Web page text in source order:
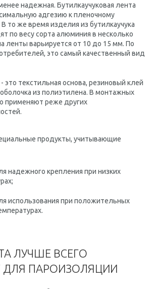
надежная. Бутилкаучуковая лента
адгезию к пленочному
то же время изделия из бутилкаучука
по весу сорта алюминия в несколько
ленты варьируется от 10 до 15 мм. По
это самый качественный вид
- это текстильная основа, резиновый клей
из полиэтилена. В монтажных
применяют реже других
продукты, учитывающие
надежного крепления при низких
использования при положительных
ЛУЧШЕ ВСЕГО
ПАРОИЗОЛЯЦИИ